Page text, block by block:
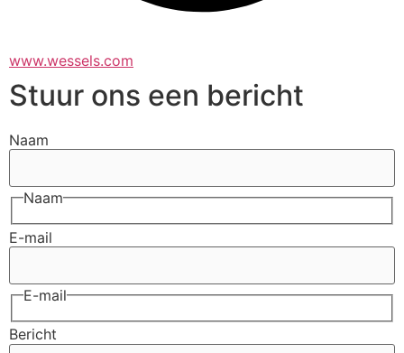
www.wessels.com
Stuur ons een bericht
Naam
Naam
E-mail
E-mail
Bericht